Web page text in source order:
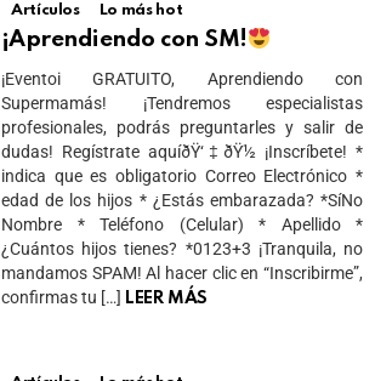
Artículos Lo más hot
¡Aprendiendo con SM!
¡Eventoi GRATUITO, Aprendiendo con
Supermamás! ¡Tendremos especialistas
profesionales, podrás preguntarles y salir de
dudas! Regístrate aquíðŸ‘‡ðŸ½ ¡Inscríbete! *
indica que es obligatorio Correo Electrónico *
edad de los hijos * ¿Estás embarazada? *SíNo
Nombre * Teléfono (Celular) * Apellido *
¿Cuántos hijos tienes? *0123+3 ¡Tranquila, no
mandamos SPAM! Al hacer clic en “Inscribirme”,
confirmas tu […] LEER MÁS